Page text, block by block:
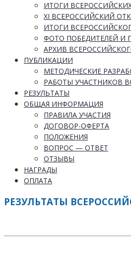
ИТОГИ
XI ВСЕРОССИЙСКИЙ
ИТОГИ
ФОТО ПОБЕДИТЕЛЕЙ И
АРХИВ
ПУБЛИКАЦИИ
МЕТОДИЧЕСКИЕ
РАБОТЫ УЧАСТНИКОВ
РЕЗУЛЬТАТЫ
ОБЩАЯ ИНФОРМАЦИЯ
ПРАВИЛА УЧАСТИЯ
ДОГОВОР-ОФЕРТА
ПОЛОЖЕНИЯ
ВОПРОС — ОТВЕТ
ОТЗЫВЫ
НАГРАДЫ
ОПЛАТА
РЕЗУЛЬТАТЫ